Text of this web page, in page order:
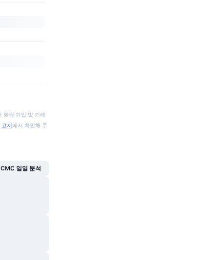
회원 가입 및 거래
지에서 확인해 주
CMC 일일 분석